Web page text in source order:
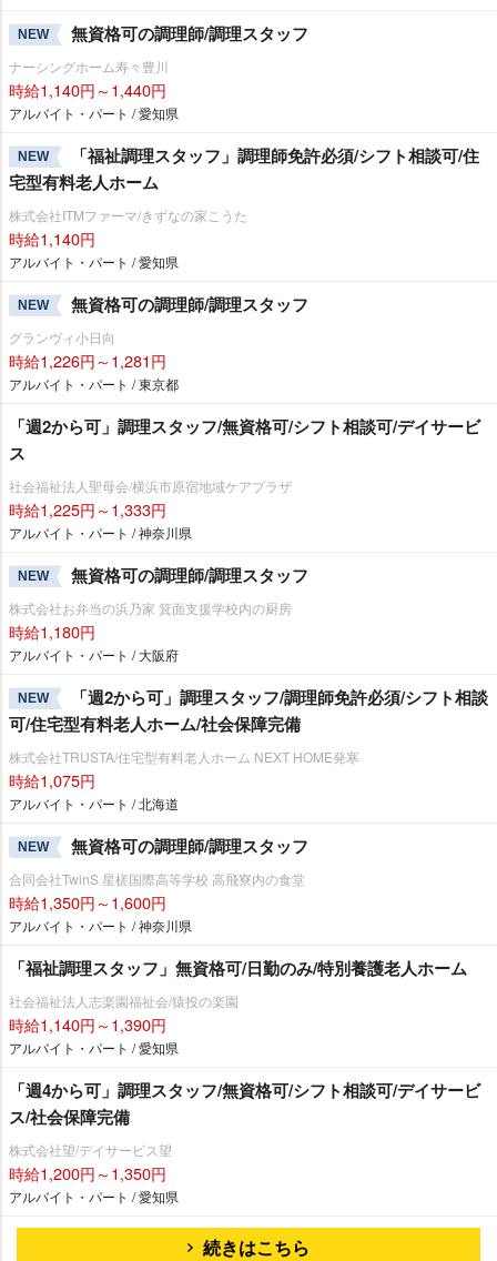
NEW 無資格可の調理師/調理スタッフ
ナーシングホーム寿々豊川
時給1,140円～1,440円
アルバイト・パート / 愛知県
NEW
「福祉調理スタッフ」調理師免許必須/シフト相談可/住
宅型有料老人ホーム
株式会社ITMファーマ/きずなの家こうた
時給1,140円
アルバイト・パート / 愛知県
NEW 無資格可の調理師/調理スタッフ
グランヴィ小日向
時給1,226円～1,281円
アルバイト・パート / 東京都
「週2から可」調理スタッフ/無資格可/シフト相談可/デイサービ
ス
社会福祉法人聖母会/横浜市原宿地域ケアプラザ
時給1,225円～1,333円
アルバイト・パート / 神奈川県
NEW 無資格可の調理師/調理スタッフ
株式会社お弁当の浜乃家 箕面支援学校内の厨房
時給1,180円
アルバイト・パート / 大阪府
NEW
「週2から可」調理スタッフ/調理師免許必須/シフト相談
可/住宅型有料老人ホーム/社会保障完備
株式会社TRUSTA/住宅型有料老人ホーム NEXT HOME発寒
時給1,075円
アルバイト・パート / 北海道
NEW 無資格可の調理師/調理スタッフ
合同会社TwinS 星槎国際高等学校 高飛寮内の食堂
時給1,350円～1,600円
アルバイト・パート / 神奈川県
「福祉調理スタッフ」無資格可/日勤のみ/特別養護老人ホーム
社会福祉法人志楽園福祉会/猿投の楽園
時給1,140円～1,390円
アルバイト・パート / 愛知県
「週4から可」調理スタッフ/無資格可/シフト相談可/デイサービ
ス/社会保障完備
株式会社望/デイサービス望
時給1,200円～1,350円
アルバイト・パート / 愛知県
続きはこちら